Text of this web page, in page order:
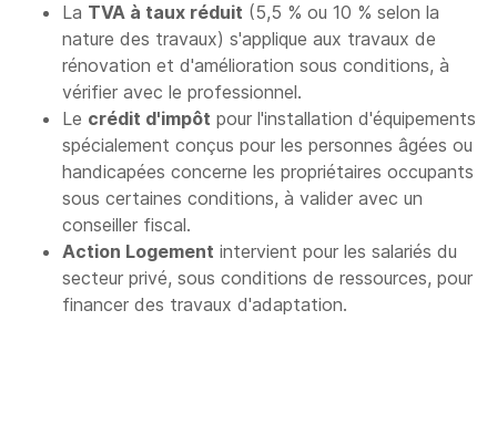
La TVA à taux réduit (5,5 % ou 10 % selon la
nature des travaux) s'applique aux travaux de
rénovation et d'amélioration sous conditions, à
vérifier avec le professionnel.
Le crédit d'impôt pour l'installation d'équipements
spécialement conçus pour les personnes âgées ou
handicapées concerne les propriétaires occupants
sous certaines conditions, à valider avec un
conseiller fiscal.
Action Logement intervient pour les salariés du
secteur privé, sous conditions de ressources, pour
financer des travaux d'adaptation.